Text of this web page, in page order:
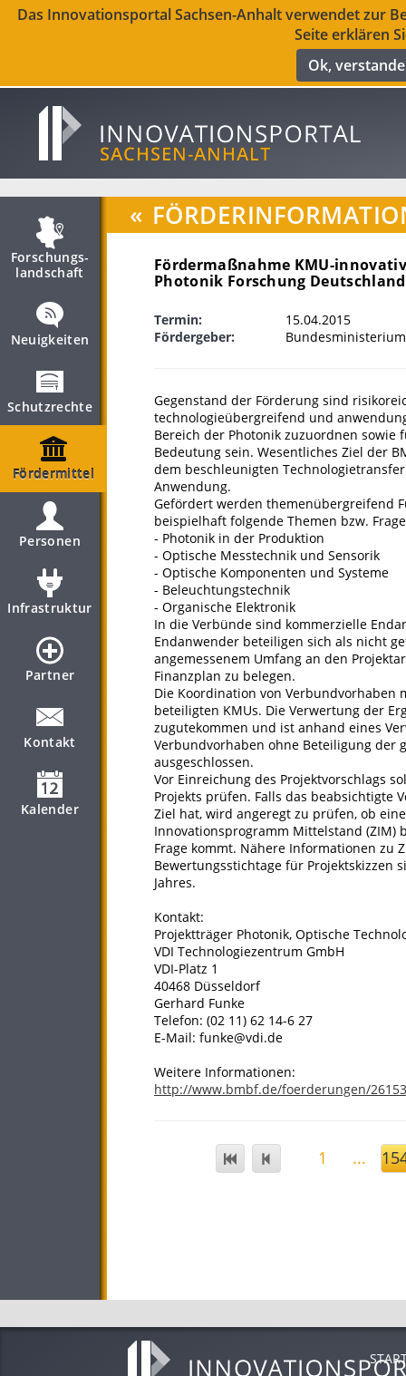
Das Innovationsportal Sachsen-Anhalt verwendet zur
Seite erklären
Ok,
Forschungs­
landschaft
Neuigkeiten
Schutzrechte
Fördermittel
Personen
Infrastruktur
Partner
Kontakt
Kalender
«
Fördermaßnahme KMU-
Photonik Forschung Deutschland
Termin:
15.04.2015
Fördergeber:
Gegenstand der Förderung sind
technologieübergreifend und
Bereich der Photonik zuzuordnen
Bedeutung sein. Wesentliches Ziel der
dem beschleunigten
Anwendung.
Gefördert werden themenübergreifend
beispielhaft folgende Themen bzw.
- Photonik in der Produktion
- Optische Messtechnik und Sensorik
- Optische Komponenten und Systeme
- Beleuchtungstechnik
- Organische Elektronik
In die Verbünde sind kommerzielle
Endanwender beteiligen sich als nicht
angemessenem Umfang an den
Finanzplan zu belegen.
Die Koordination von
beteiligten KMUs. Die ­Verwertung der
zugutekommen und ist anhand eines
Verbundvorhaben ohne Beteiligung der
ausgeschlossen.
Vor Einreichung des Projektvorschlags
Projekts prüfen. Falls das beabsichtigte
Ziel hat, wird angeregt zu prüfen, ob
Innovationsprogramm Mittelstand
Frage kommt. Nähere Informationen zu
Bewertungsstichtage für Projektskizzen
Jahres.
Kontakt:
Projektträger Photonik, Optische
VDI Technologiezentrum GmbH
VDI-Platz 1
40468 Düsseldorf
Gerhard Funke
Telefon: (02 11) 62 14-6 27
E-Mail: funke@vdi.de
Weitere Informationen:
http://www.bmbf.de/foerderungen/
1 ...